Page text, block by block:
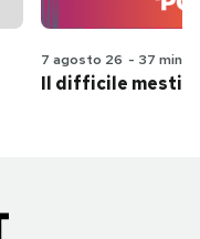
7 agosto 26 - 37 min
Il difficile